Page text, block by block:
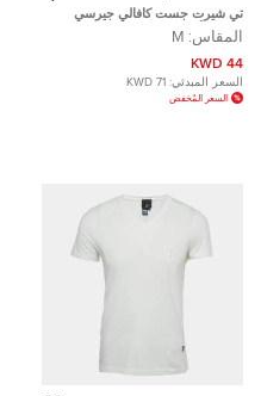
تي شيرت جست كافالي جيرسي
(ميديم)
المقاس: M
44 KWD
السعر المبدئي: 71 KWD
السعر المُخفض